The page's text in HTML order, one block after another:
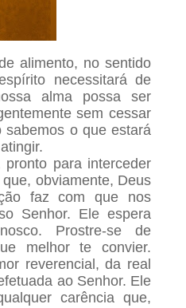
alimento, no sentido
necessitará de
alma possa ser
sem cessar
sabemos o que estará
para interceder
obviamente, Deus
faz com que nos
Senhor. Ele espera
Prostre-se de
melhor te convier.
reverencial, da real
ao Senhor. Ele
carência que,